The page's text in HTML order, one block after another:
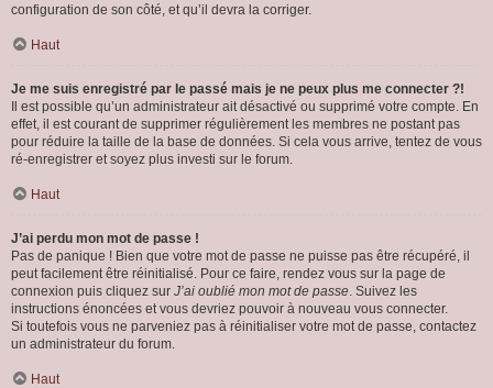
configuration de son côté, et qu’il devra la corriger.
Haut
Je me suis enregistré par le passé mais je ne peux plus me connecter ?!
Il est possible qu’un administrateur ait désactivé ou supprimé votre compte. En
effet, il est courant de supprimer régulièrement les membres ne postant pas
pour réduire la taille de la base de données. Si cela vous arrive, tentez de vous
ré-enregistrer et soyez plus investi sur le forum.
Haut
J’ai perdu mon mot de passe !
Pas de panique ! Bien que votre mot de passe ne puisse pas être récupéré, il
peut facilement être réinitialisé. Pour ce faire, rendez vous sur la page de
connexion puis cliquez sur J’ai oublié mon mot de passe. Suivez les
instructions énoncées et vous devriez pouvoir à nouveau vous connecter.
Si toutefois vous ne parveniez pas à réinitialiser votre mot de passe, contactez
un administrateur du forum.
Haut